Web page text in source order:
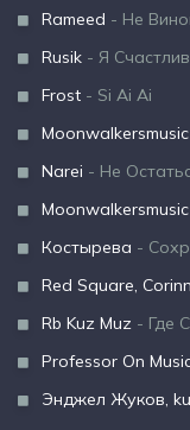
Rameed - Не
Rusik - Я
Frost - Si Ai Ai
Moonwalkersmusic
Narei - Не
Moonwalkersmusic
Костырева -
Red Square,
Rb Kuz Muz - Где
Professor On
Энджел Жуков,